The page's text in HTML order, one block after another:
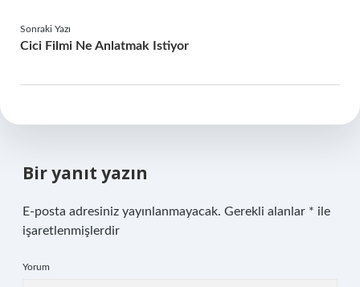
Sonraki Yazı
Cici Filmi Ne Anlatmak Istiyor
Bir yanıt yazın
E-posta adresiniz yayınlanmayacak. Gerekli alanlar * ile
işaretlenmişlerdir
Yorum